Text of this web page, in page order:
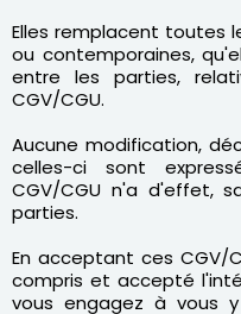
Elles remplacent toutes
ou contemporaines,
entre les parties,
CGV/CGU.
Aucune modification,
celles-ci sont
CGV/CGU n'a d'effet,
parties.
En acceptant ces CGV/
compris et accepté
vous engagez à vous